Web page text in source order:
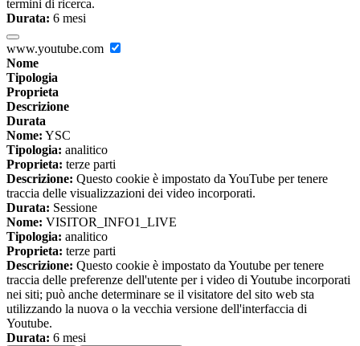
termini di ricerca.
Durata: 6 mesi
www.youtube.com
Nome
Tipologia
Proprieta
Descrizione
Durata
Nome: YSC
Tipologia: analitico
Proprieta: terze parti
Descrizione: Questo cookie è impostato da YouTube per tenere
traccia delle visualizzazioni dei video incorporati.
Durata: Sessione
Nome: VISITOR_INFO1_LIVE
Tipologia: analitico
Proprieta: terze parti
Descrizione: Questo cookie è impostato da Youtube per tenere
traccia delle preferenze dell'utente per i video di Youtube incorporati
nei siti; può anche determinare se il visitatore del sito web sta
utilizzando la nuova o la vecchia versione dell'interfaccia di
Youtube.
Durata: 6 mesi